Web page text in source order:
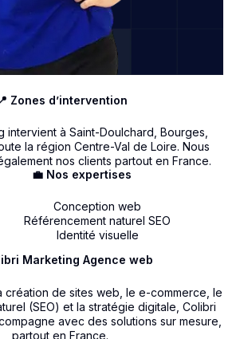
Marketing Agence web
création de sites web, le e-commerce, le
(SEO) et la stratégie digitale, Colibri
avec des solutions sur mesure,
partout en France.
💼 Nos expertises
Conception web
Référencement naturel SEO
Identité visuelle
Zones d’intervention
intervient à Saint-Doulchard, Bourges,
la région Centre-Val de Loire. Nous
nos clients partout en France.